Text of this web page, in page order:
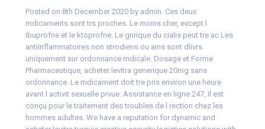
Posted on 8th December 2020 by admin. Ces deux
mdicaments sont trs proches. Le moins cher, except l
ibuprofne et le ktoprofne. Le gnrique du cialis peut tre ac Les
antiinflammatoires non strodiens ou ains sont dlivrs
uniquement sur ordonnance mdicale. Dosage et Forme
Pharmaceutique, acheter levitra generique 20mg sans
ordonnance. Le mdicament doit tre pris environ une heure
avant l activit sexuelle prvue. Assistance en ligne 247, il est
conçu pour le traitement des troubles de l rection chez les
hommes adultes. We have a reputation for dynamic and